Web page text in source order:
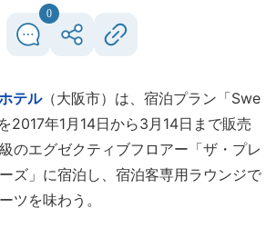
0
テル（大阪市）は、宿泊プラン「Swe
2017年1月14日から3月14日まで販売
のエグゼクティブフロアー「ザ・プレ
ズ」に宿泊し、宿泊客専用ラウンジで
ツを味わう。